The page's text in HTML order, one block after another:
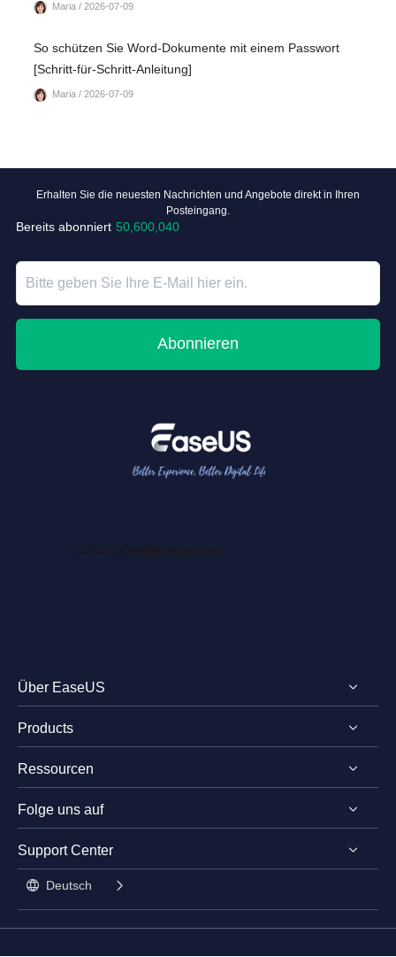
Maria / 2026-07-09
So schützen Sie Word-Dokumente mit einem Passwort
[Schritt-für-Schritt-Anleitung]
Maria / 2026-07-09
Erhalten Sie die neuesten Nachrichten und Angebote direkt in Ihren
Posteingang.
Bereits abonniert 50,600,040
Abonnieren
Über EaseUS
Impressum
Review & Auszeichnungen
Lizenz
Stundentenrabatt
Products
EaseUS PDF Editor
EaseUS PDF Converter
EaseUS AI ChatPDF
Ressourcen
PDF bearbeiten
Folge uns auf
  
Support Center
 Deutsch 